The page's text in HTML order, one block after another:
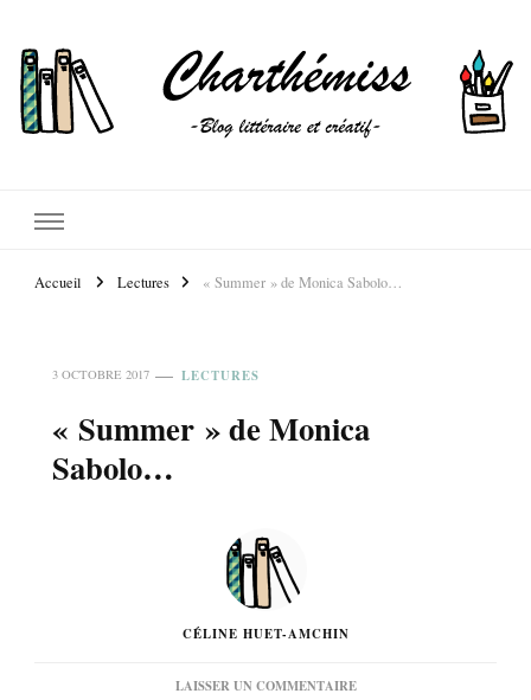
Accueil Lectures « Summer » de Monica Sabolo…
3 OCTOBRE 2017 LECTURES
« Summer » de Monica
Sabolo…
CÉLINE HUET-AMCHIN
LAISSER UN COMMENTAIRESUR